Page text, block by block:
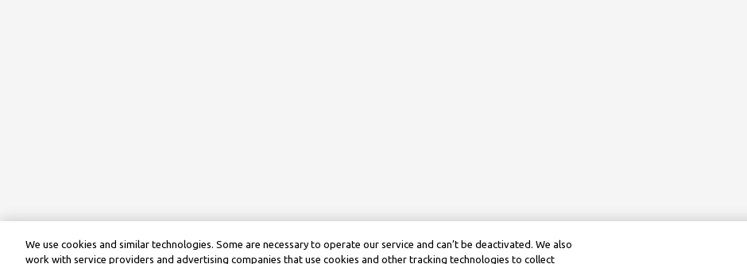
We use cookies and similar technologies. Some are necessary to operate our service and can’t be deactivated. We also
work with service providers and advertising companies that use cookies and other tracking technologies to collect